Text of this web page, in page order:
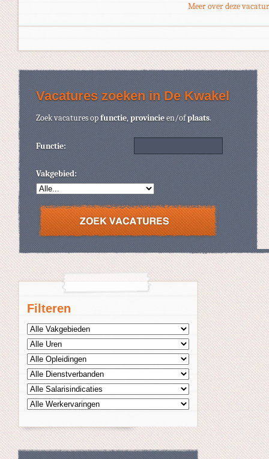
Filteren
Meer over deze
Vacatures zoeken in De Kwakel
Zoek vacatures opfunctie,provincieen/ofplaats.
Functie:
Vakgebied: